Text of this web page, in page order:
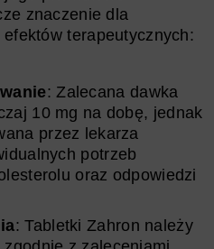
znaczenie dla
terapeutycznych:
: Zalecana dawka
10 mg na dobę, jednak
przez lekarza
potrzeb
oraz odpowiedzi
: Tabletki Zahron należy